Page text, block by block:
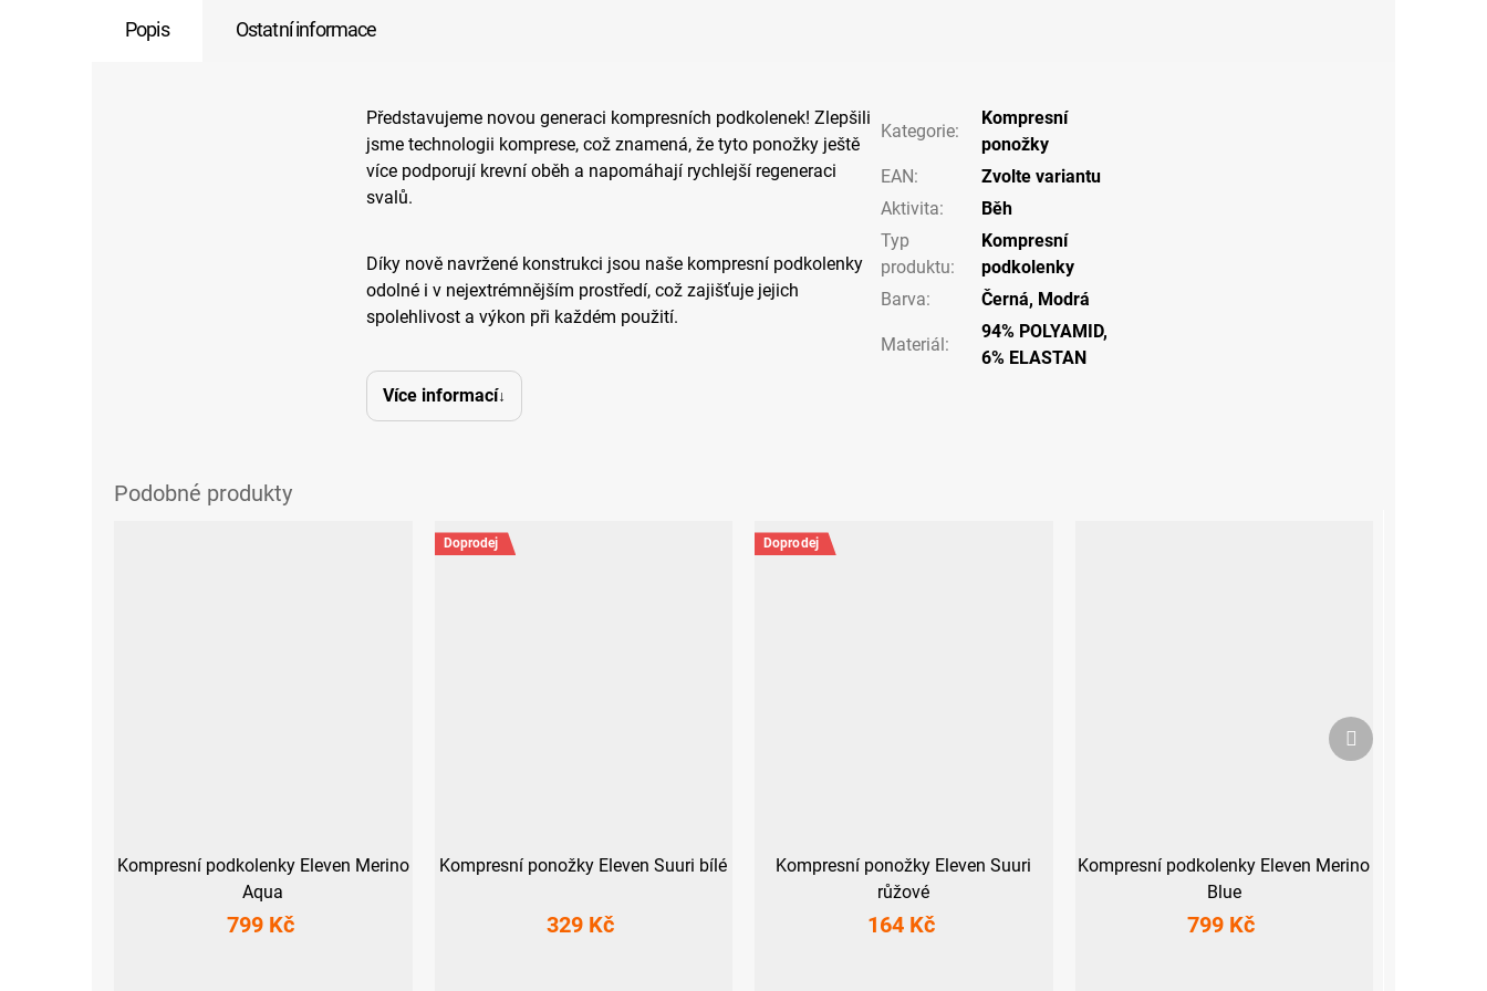
Popis Ostatní informace
Představujeme novou generaci kompresních podkolenek! Zlepšili
jsme technologii komprese, což znamená, že tyto ponožky ještě
více podporují krevní oběh a napomáhají rychlejší regeneraci
svalů.
Díky nově navržené konstrukci jsou naše kompresní podkolenky
odolné i v nejextrémnějším prostředí, což zajišťuje jejich
spolehlivost a výkon při každém použití.
Více informací
Kategorie:
Kompresní
ponožky
EAN:
Zvolte variantu
Aktivita:
Běh
Typ
produktu:
Kompresní
podkolenky
Barva: Černá, Modrá
Materiál :
94% POLYAMID,
6% ELASTAN
Kompresní podkolenky Eleven Merino
Aqua
799 Kč
Doprodej
Kompresní ponožky Eleven Suuri bílé
329 Kč
Doprodej
Kompresní ponožky Eleven Suuri
růžové
164 Kč
Kompresní podkolenky Eleven Merino
Blue
799 Kč
Další
produkt